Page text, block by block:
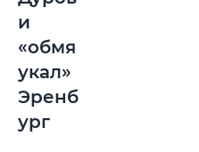
и
«обмя
укал»
Эренб
ург